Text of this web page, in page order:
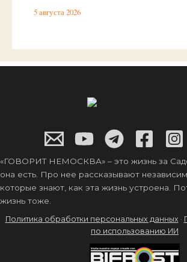
5 августа 2026
«ГОВОРИТ НЕМОСКВА» – это жизнь за
она есть. Про нее рассказывают
которые знают, как эта жизнь устроена.
жизнь тоже.
Политика обработки персональных данных ·
по использованию ИИ